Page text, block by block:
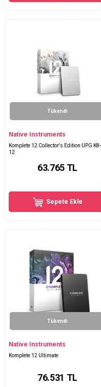
Tükendi
Native Instruments
Komplete 12 Collector's Edition UPG K8-
12
63.765TL
Sepete Ekle
Tükendi
Native Instruments
Komplete 12 Ultimate
76.531 TL